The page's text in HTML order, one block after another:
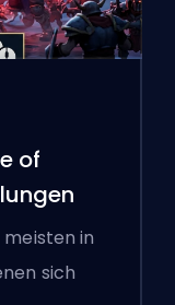
of
in
sich